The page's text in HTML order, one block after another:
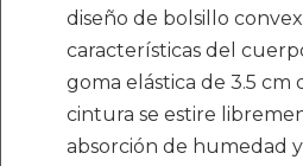
diseño de bolsillo
características del
goma elástica de 3.5 cm
cintura se estire
absorción de humedad